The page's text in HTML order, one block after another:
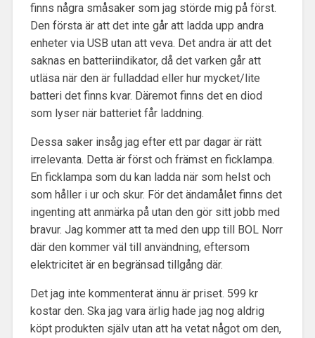
finns några småsaker som jag störde mig på först.
Den första är att det inte går att ladda upp andra
enheter via USB utan att veva. Det andra är att det
saknas en batteriindikator, då det varken går att
utläsa när den är fulladdad eller hur mycket/lite
batteri det finns kvar. Däremot finns det en diod
som lyser när batteriet får laddning.
Dessa saker insåg jag efter ett par dagar är rätt
irrelevanta. Detta är först och främst en ficklampa.
En ficklampa som du kan ladda när som helst och
som håller i ur och skur. För det ändamålet finns det
ingenting att anmärka på utan den gör sitt jobb med
bravur. Jag kommer att ta med den upp till BOL Norr
där den kommer väl till användning, eftersom
elektricitet är en begränsad tillgång där.
Det jag inte kommenterat ännu är priset. 599 kr
kostar den. Ska jag vara ärlig hade jag nog aldrig
köpt produkten själv utan att ha vetat något om den,